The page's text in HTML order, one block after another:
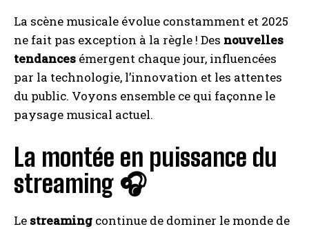
La scène musicale évolue constamment et 2025
ne fait pas exception à la règle ! Des nouvelles
tendances émergent chaque jour, influencées
par la technologie, l’innovation et les attentes
du public. Voyons ensemble ce qui façonne le
paysage musical actuel.
La montée en puissance du
streaming 🎧
Le streaming continue de dominer le monde de